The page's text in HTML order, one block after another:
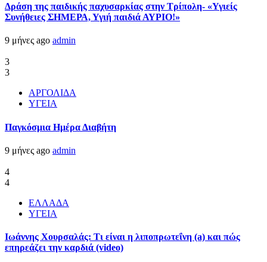
Δράση της παιδικής παχυσαρκίας στην Τρίπολη- «Υγιείς
Συνήθειες ΣΗΜΕΡΑ, Υγιή παιδιά ΑΥΡΙΟ!»
9 μήνες ago admin
3
3
ΑΡΓΟΛΙΔΑ
ΥΓΕΙΑ
Παγκόσμια Ημέρα Διαβήτη
9 μήνες ago admin
4
4
ΕΛΛΑΔΑ
ΥΓΕΙΑ
Ιωάννης Χουρσαλάς: Τι είναι η λιποπρωτεΐνη (a) και πώς
επηρεάζει την καρδιά (video)